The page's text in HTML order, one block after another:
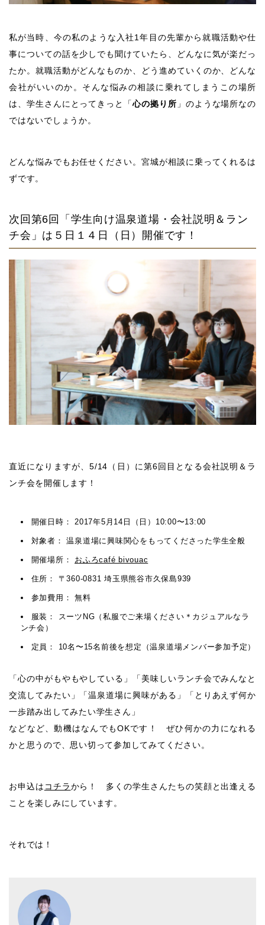
私が当時、今の私のような入社1年目の先輩から就職活動や仕
事についての話を少しでも聞けていたら、どんなに気が楽だっ
たか。就職活動がどんなものか、どう進めていくのか、どんな
会社がいいのか。そんな悩みの相談に乗れてしまうこの場所
は、学生さんにとってきっと「心の拠り所 」のような場所なの
ではないでしょうか。
どんな悩みでもお任せください。宮城が相談に乗ってくれるは
ずです。
次回第6回「学生向け温泉道場・会社説明＆ラン
チ会」は５日１４日（日）開催です！
直近になりますが、5/14（日）に第6回目となる会社説明＆ラ
ンチ会を開催します！
開催日時： 2017年5月14日（日）10:00〜13:00
対象者： 温泉道場に興味関心をもってくださった学生全般
開催場所： おふろcafé bivouac
住所： 〒360-0831 埼玉県熊谷市久保島939
参加費用： 無料
服装： スーツNG（私服でご来場ください＊カジュアルなラ
ンチ会）
定員： 10名〜15名前後を想定（温泉道場メンバー参加予定）
「心の中がもやもやしている」「美味しいランチ会でみんなと
交流してみたい」「温泉道場に興味がある」「とりあえず何か
一歩踏み出してみたい学生さん」
などなど、動機はなんでもOKです！ ぜひ何かの力になれる
かと思うので、思い切って参加してみてください。
お申込は コチラから！ 多くの学生さんたちの笑顔と出逢える
ことを楽しみにしています。
それでは！